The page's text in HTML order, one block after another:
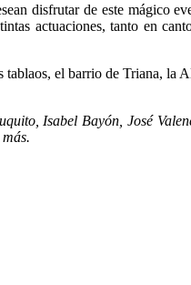
disfrutar de este mágico
actuaciones, tanto en
el barrio de Triana, la
Isabel Bayón, José